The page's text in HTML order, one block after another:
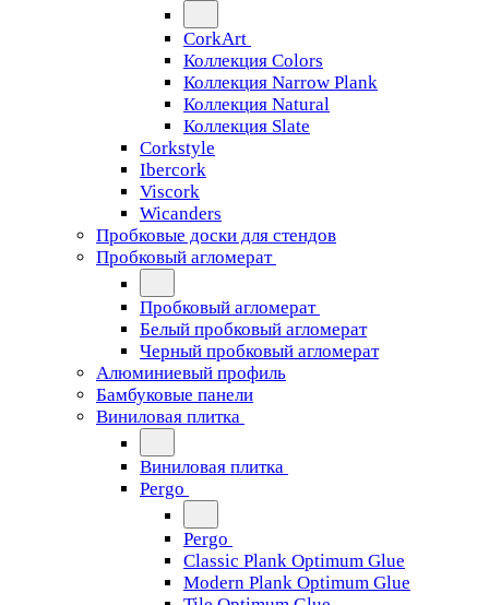
CorkArt
Коллекция Colors
Коллекция Narrow Plank
Коллекция Natural
Коллекция Slate
Corkstyle
Ibercork
Viscork
Wicanders
Пробковые доски для стендов
Пробковый агломерат
Пробковый агломерат
Белый пробковый агломерат
Черный пробковый агломерат
Алюминиевый профиль
Бамбуковые панели
Виниловая плитка
Виниловая плитка
Pergo
Pergo
Classic Plank Optimum Glue
Modern Plank Optimum Glue